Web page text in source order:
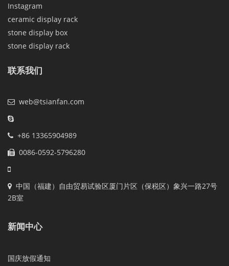
Instagram
ceramic display rack
stone display box
stone display rack
联系我们
web@tsianfan.com
+86 13365904989
0086-0592-5796280
中国（福建）自由贸易试验区厦门片区（保税区）象兴一路27号
2B室
新闻中心
国庆放假通知